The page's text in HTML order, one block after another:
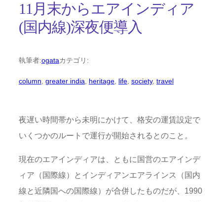
11月末からエアインディア
(国内線)深夜便導入
執筆者:ogataカテゴリ:
column, greater india, heritage, life, society, travel
夜遅い時間帯から未明にかけて、格安の運賃設定で
いくつかのルートで運行が開始されるとのこと。
現在のエアインディアは、ともに国営のエアインデ
ィア（国際線）とインディアンエアラインス（国内
線と近隣国への国際線）が合併したものだが、1990